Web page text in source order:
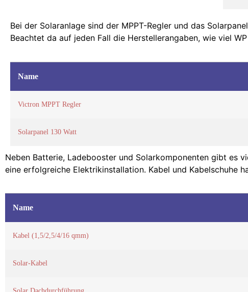
Bei der Solaranlage sind der MPPT-Regler und das
Beachtet da auf jeden Fall die Herstellerangaben, wie viel
Name
Victron MPPT Regler
Solarpanel 130 Watt
Neben Batterie, Ladebooster und Solarkomponenten gibt es
eine erfolgreiche Elektrikinstallation. Kabel und Kabelschuhe
Name
Kabel (1,5/2,5/4/16 qmm)
Solar-Kabel